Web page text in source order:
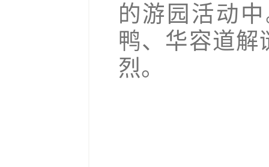
的游园活动
鸭、华容道解
烈。